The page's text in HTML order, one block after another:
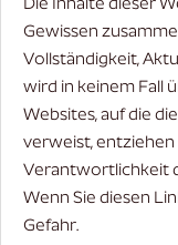
Die Inhalte dieser
Gewissen
Vollständigkeit,
wird in keinem Fall
Websites, auf die
verweist, entziehen
Verantwortlichkeit
Wenn Sie diesen
Gefahr.